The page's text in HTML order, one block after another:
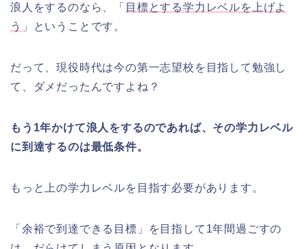
浪人をするのなら、「 目標とする学力レベルを上げよ
う
」ということです。
だって、現役時代は今の第一志望校を目指して勉強し
て、ダメだったんですよね？
もう1年かけて浪人をするのであれば、その学力レベル
に到達するのは最低条件。
もっと上の学力レベルを目指す必要があります。
「余裕で到達できる目標」を目指して1年間過ごすの